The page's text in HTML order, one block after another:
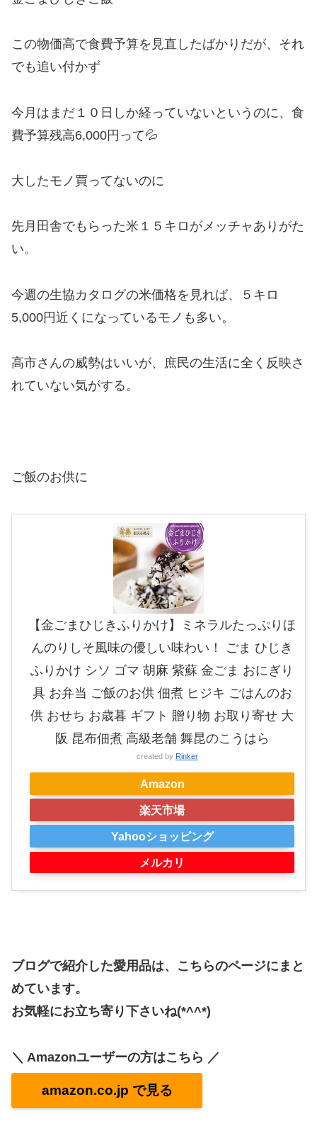
この物価高で食費予算を見直したばかりだが、それ
でも追い付かず
今月はまだ１０日しか経っていないというのに、食
費予算残高6,000円って💦
大したモノ買ってないのに
先月田舎でもらった米１５キロがメッチャありがた
い。
今週の生協カタログの米価格を見れば、５キロ
5,000円近くになっているモノも多い。
高市さんの威勢はいいが、庶民の生活に全く反映さ
れていない気がする。
ご飯のお供に
【金ごまひじきふりかけ】ミネラルたっぷりほ
んのりしそ風味の優しい味わい！ ごま ひじき
ふりかけ シソ ゴマ 胡麻 紫蘇 金ごま おにぎり
具 お弁当 ご飯のお供 佃煮 ヒジキ ごはんのお
供 おせち お歳暮 ギフト 贈り物 お取り寄せ 大
阪 昆布佃煮 高級老舗 舞昆のこうはら
created by Rinker
Amazon
楽天市場
Yahooショッピング
メルカリ
ブログで紹介した愛用品は、こちらのページにまと
めています。
お気軽にお立ち寄り下さいね(*^^*)
＼ Amazonユーザーの方はこちら ／
amazon.co.jp で見る